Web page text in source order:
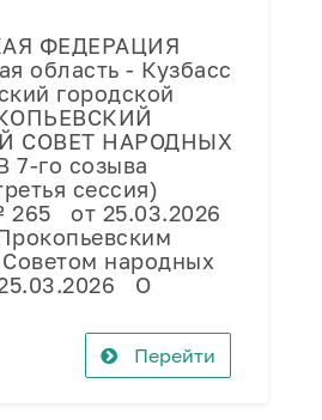
ФЕДЕРАЦИЯ
область - Кузбасс
городской
СОВЕТ НАРОДНЫХ
го созыва
сессия)
от 25.03.2026
народных
О
Перейти